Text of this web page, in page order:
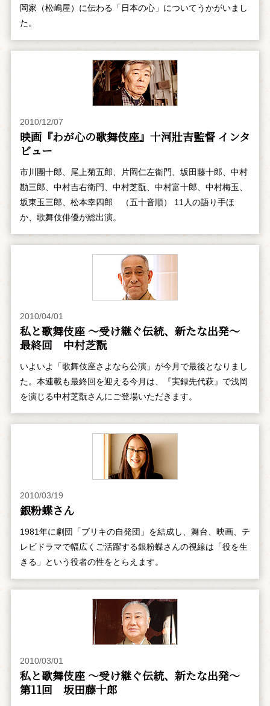
岡家（松嶋屋）に伝わる「日本の心」についてうかがいまし
た。
2010/12/07
映画『わが心の歌舞伎座』十河壯吉監督 インタ
ビュー
市川團十郎、尾上菊五郎、片岡仁左衛門、坂田藤十郎、中村
勘三郎、中村吉右衛門、中村芝翫、中村富十郎、中村梅玉、
坂東玉三郎、松本幸四郎 （五十音順） 11人の語り手ほ
か、歌舞伎俳優が総出演。
2010/04/01
私と歌舞伎座 ～受け継ぐ伝統、新たな出発～
最終回 中村芝翫
いよいよ「歌舞伎座さよなら公演」が今月で最後となりまし
た。本連載も最終回を迎える今月は、『実録先代萩』で浅岡
を演じる中村芝翫さんにご登場いただきます。
2010/03/19
銀粉蝶さん
1981年に劇団「ブリキの自発団」を結成し、舞台、映画、テ
レビドラマで幅広くご活躍する銀粉蝶さんの視線は「役を生
きる」という役者の性をとらえます。
2010/03/01
私と歌舞伎座 ～受け継ぐ伝統、新たな出発～
第11回 坂田藤十郎